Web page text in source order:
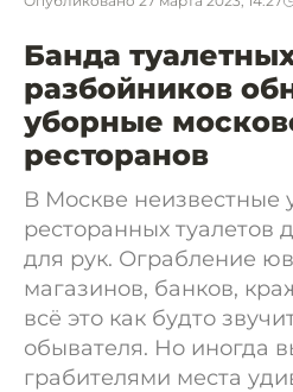
Банда
разбойников
уборные
ресторанов
В Москве неизвестные
ресторанных туалетов
для рук. Ограбление
магазинов, банков,
всё это как будто
обывателя. Но иногда
грабителями места